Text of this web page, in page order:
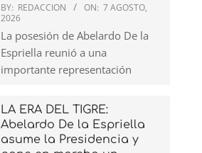
BY: REDACCION ON: 7 AGOSTO,
2026
La posesión de Abelardo De la
Espriella reunió a una
importante representación
LA ERA DEL TIGRE:
Abelardo De la Espriella
asume la Presidencia y